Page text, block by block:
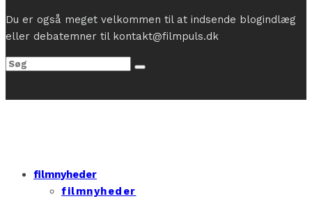
Du er også meget velkommen til at indsende blogindlæg
eller debatemner til kontakt@filmpuls.dk
filmnyheder
filmnyheder